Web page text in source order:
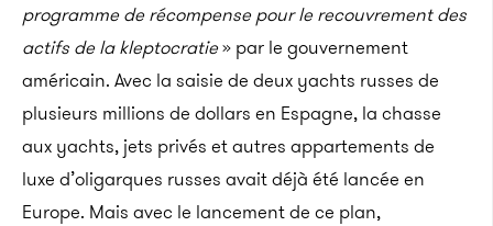
programme de récompense pour le recouvrement des
actifs de la kleptocratie» par le gouvernement
américain. Avec la saisie de deux yachts russes de
plusieurs millions de dollars en Espagne, la chasse
aux yachts, jets privés et autres appartements de
luxe d’oligarques russes avait déjà été lancée en
Europe. Mais avec le lancement de ce plan,